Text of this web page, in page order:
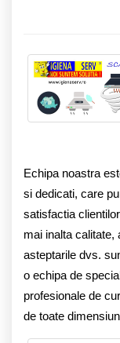
Echipa noastra
si dedicati, care
satisfactia
mai inalta calitate,
asteptarile dvs.
o echipa de
profesionale de
de toate